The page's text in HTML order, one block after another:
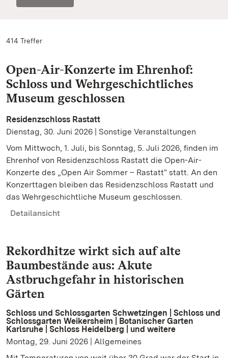
414 Treffer
Open-Air-Konzerte im Ehrenhof:
Schloss und Wehrgeschichtliches
Museum geschlossen
Residenzschloss Rastatt
Dienstag, 30. Juni 2026 | Sonstige Veranstaltungen
Vom Mittwoch, 1. Juli, bis Sonntag, 5. Juli 2026, finden im
Ehrenhof von Residenzschloss Rastatt die Open-Air-
Konzerte des „Open Air Sommer – Rastatt“ statt. An den
Konzerttagen bleiben das Residenzschloss Rastatt und
das Wehrgeschichtliche Museum geschlossen.
Detailansicht
Rekordhitze wirkt sich auf alte
Baumbestände aus: Akute
Astbruchgefahr in historischen
Gärten
Schloss und Schlossgarten Schwetzingen | Schloss und
Schlossgarten Weikersheim | Botanischer Garten
Karlsruhe | Schloss Heidelberg | und weitere
Montag, 29. Juni 2026 | Allgemeines